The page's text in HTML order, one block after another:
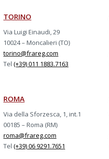
TORINO
Via Luigi Einaudi, 29
10024 – Moncalieri (TO)
torino@frareg.com
Tel (+39) 011 1883.7163
ROMA
Via della Sforzesca, 1, int.1
00185 – Roma (RM)
roma@frareg.com
Tel (+39) 06 9291.7651